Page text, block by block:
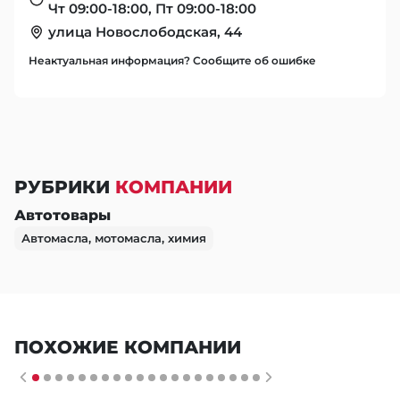
Чт 09:00-18:00, Пт 09:00-18:00
улица Новослободская, 44
Неактуальная информация? Сообщите об ошибке
РУБРИКИ КОМПАНИИ
Автотовары
Автомасла, мотомасла, химия
ПОХОЖИЕ КОМПАНИИ